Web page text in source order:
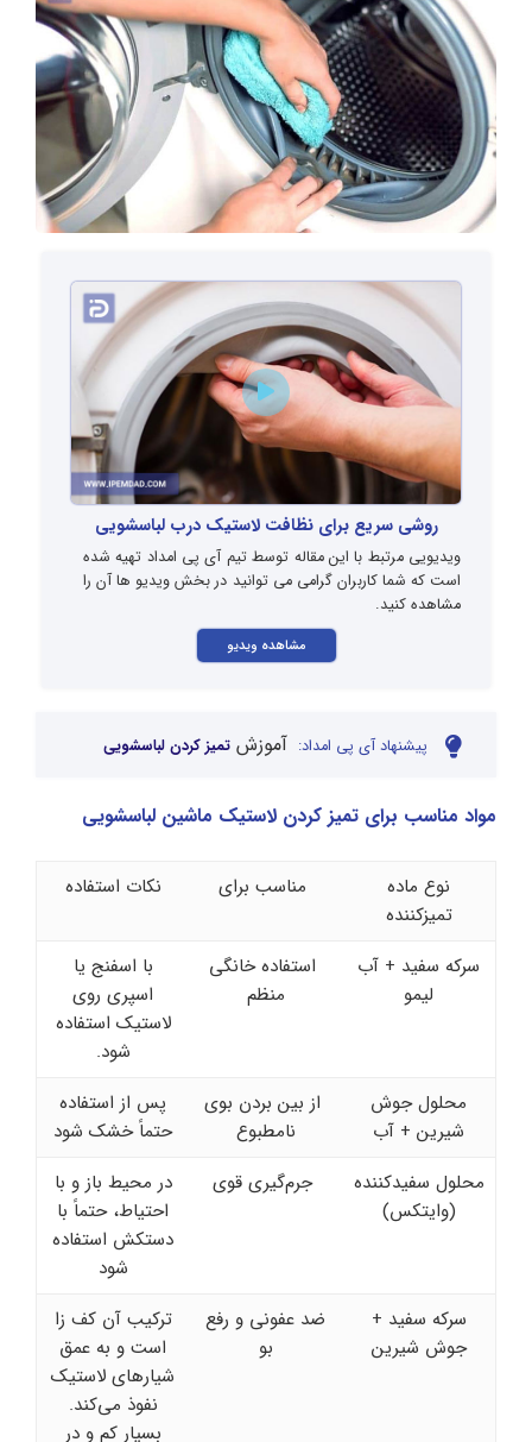
روشی سریع برای نظافت لاستیک درب لباسشویی
ویدیویی مرتبط با این مقاله توسط تیم آی پی امداد تهیه شده
است که شما کاربران گرامی می توانید در بخش ویدیو ها آن را
مشاهده کنید.
مشاهده ویدیو
پیشنهاد آی پی امداد: آموزش تمیز کردن لباسشویی
مواد مناسب برای تمیز کردن لاستیک ماشین لباسشویی
نوع ماده
تمیزکننده
مناسب برای نکات استفاده
سرکه سفید + آب
لیمو
استفاده خانگی
منظم
با اسفنج یا
اسپری روی
لاستیک استفاده
شود.
محلول جوش
شیرین + آب
از بین بردن بوی
نامطبوع
پس از استفاده
حتماً خشک شود
محلول سفیدکننده
(وایتکس)
جرم‌گیری قوی
در محیط باز و با
احتیاط، حتماً با
دستکش استفاده
شود
سرکه سفید +
جوش شیرین
ضد عفونی و رفع
بو
ترکیب آن کف‌ زا
است و به عمق
شیارهای لاستیک
نفوذ می‌کند.
بسیار کم و در